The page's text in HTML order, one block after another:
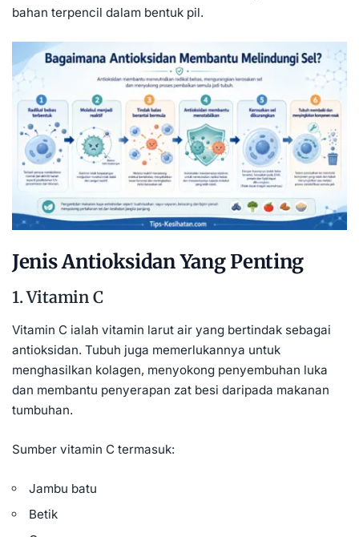
bahan terpencil dalam bentuk pil.
Jenis Antioksidan Yang Penting
1. Vitamin C
Vitamin C ialah vitamin larut air yang bertindak sebagai
antioksidan. Tubuh juga memerlukannya untuk
menghasilkan kolagen, menyokong penyembuhan luka
dan membantu penyerapan zat besi daripada makanan
tumbuhan.
Sumber vitamin C termasuk:
Jambu batu
Betik